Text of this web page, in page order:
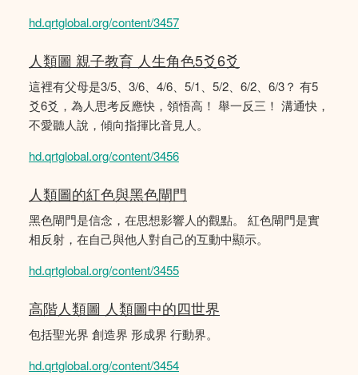
hd.qrtglobal.org/content/3457
人類圖 親子教育 人生角色5爻6爻
這裡有父母是3/5、3/6、4/6、5/1、5/2、6/2、6/3？ 有5
爻6爻，為人思考反應快，領悟高！ 舉一反三！ 溝通快，
不愛聽人說，傾向指揮比音見人。
hd.qrtglobal.org/content/3456
人類圖的紅色與黑色閘門
黑色閘門是信念，在思想影響人的觀點。 紅色閘門是實
相反射，在自己與他人對自己的互動中顯示。
hd.qrtglobal.org/content/3455
高階人類圖 人類圖中的四世界
包括聖光界 創造界 形成界 行動界。
hd.qrtglobal.org/content/3454